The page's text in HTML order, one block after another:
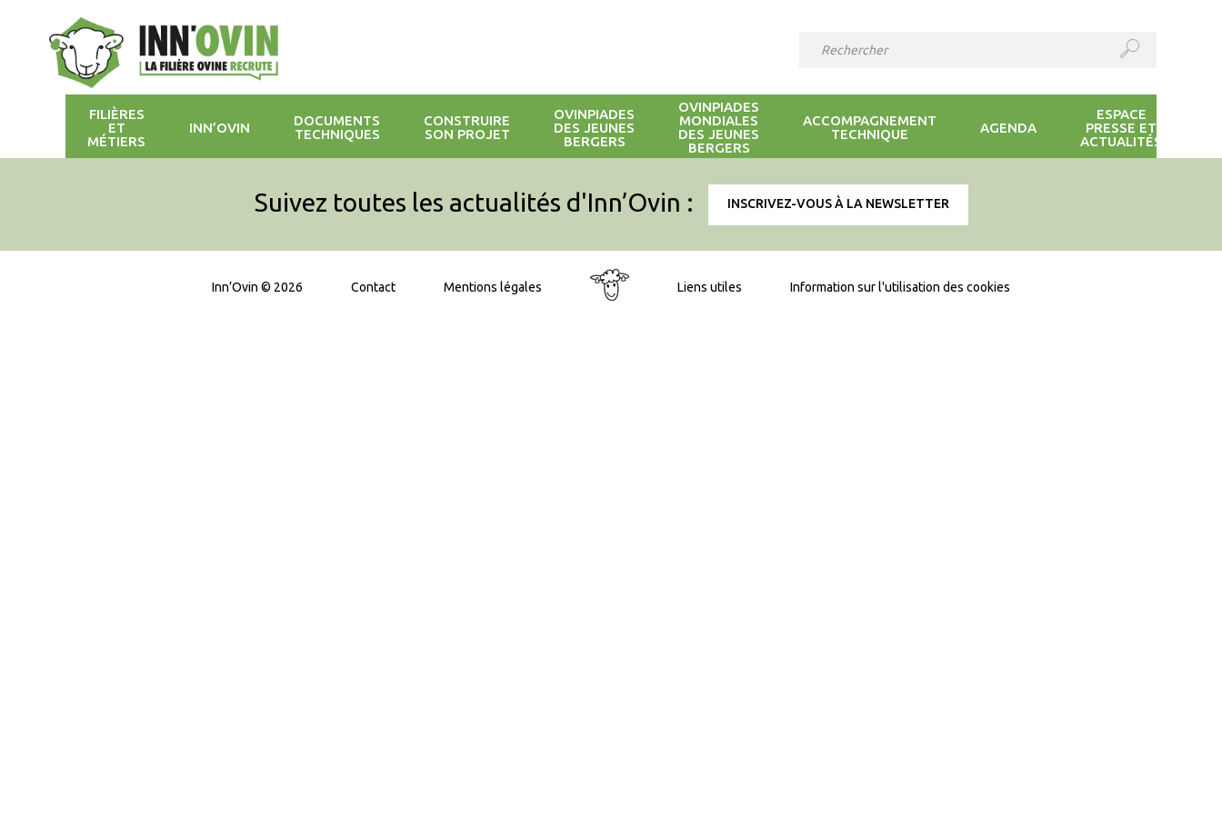
FILIÈRES
ET
MÉTIERS
INN’OVIN
DOCUMENTS
TECHNIQUES
CONSTRUIRE
SON PROJET
OVINPIADES
DES JEUNES
BERGERS
OVINPIADES
MONDIALES
DES JEUNES
BERGERS
ACCOMPAGNEMENT
TECHNIQUE
AGENDA
ESPACE
PRESSE ET
ACTUALITÉS
Suivez toutes les actualités d'Inn’Ovin : INSCRIVEZ-VOUS À LA NEWSLETTER
Inn’Ovin © 2026 Contact Mentions légales Liens utiles Information sur l'utilisation des cookies